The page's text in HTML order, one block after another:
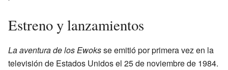
Estreno y lanzamientos
La aventura de los Ewoksse emitió por primera vez en la
televisión de Estados Unidos el 25 de noviembre de 1984.